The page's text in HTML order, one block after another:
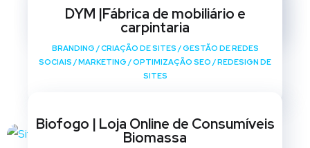
SITES
DYM |Fábrica de mobiliário e
carpintaria
BRANDING /CRIAÇÃO DE SITES /GESTÃO DE REDES
SOCIAIS /MARKETING /OPTIMIZAÇÃO SEO /REDESIGN DE
SITES
Biofogo | Loja Online de Consumíveis
Biomassa